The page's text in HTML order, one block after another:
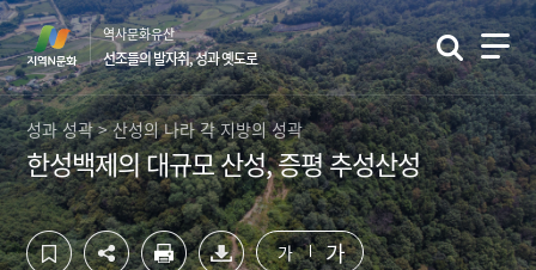
컨
텐
츠
영
역
바
로
가
기
하
단
영
역
바
로
가
기
역사문화유산
선조들의 발자취, 성과 옛도로
성과 성곽 > 산성의 나라 각 지방의 성곽
한성백제의 대규모 산성, 증평 추성산성
가 가